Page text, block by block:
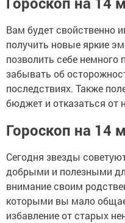
Вам будет свойственно
получить новые яркие
позволить себе немного
забывать об
последствиях. Также
бюджет и отказаться от
Гороскоп на 14
Сегодня звезды
добрыми и полезными
внимание своим
которыми вы мало
избавление от старых